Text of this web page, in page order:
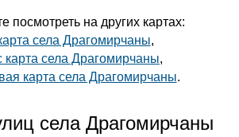
посмотреть на других картах:
села Драгомирчаны,
карта села Драгомирчаны,
карта села Драгомирчаны.
села Драгомирчаны